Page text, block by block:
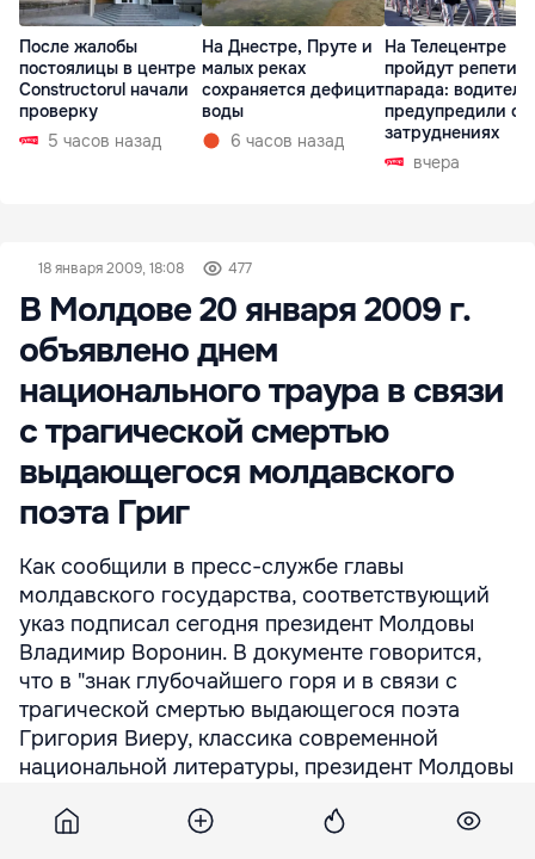
После жалобы
постоялицы в центре
Constructorul начали
проверку
5 часов назад
На Днестре, Пруте и
малых реках
сохраняется дефицит
воды
6 часов назад
На Телецентре
пройдут
парада:
предупредили о
затруднениях
вчера
18 января 2009, 18:08 477
В Молдове 20 января 2009 г.
объявлено днем
национального траура в связи
с трагической смертью
выдающегося молдавского
поэта Григ
Как сообщили в пресс-службе главы
молдавского государства, соответствующий
указ подписал сегодня президент Молдовы
Владимир Воронин. В документе говорится,
что в "знак глубочайшего горя и в связи с
трагической смертью выдающегося поэта
Григория Виеру, классика современной
национальной литературы, президент Молдовы
Виеру - 20 января 2009 г. - объявить днем